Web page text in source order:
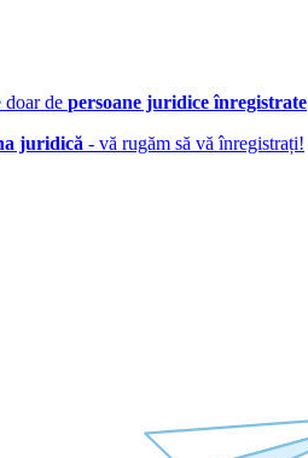
doar de persoane juridice înregistrate
juridică - vă rugăm să vă înregistrați!